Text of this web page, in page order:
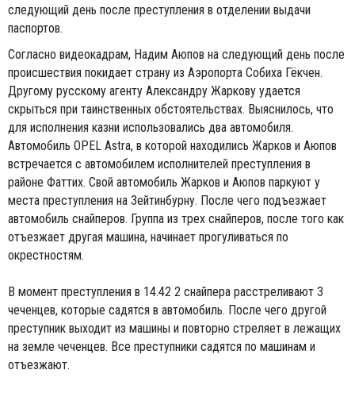
следующий день после преступления в отделении выдачи
паспортов.
Согласно видеокадрам, Надим Аюпов на следующий день после
происшествия покидает страну из Аэропорта Собиха Гёкчен.
Другому русскому агенту Александру Жаркову удается
скрыться при таинственных обстоятельствах. Выяснилось, что
для исполнения казни использовались два автомобиля.
Автомобиль OPEL Astra, в которой находились Жарков и Аюпов
встречается с автомобилем исполнителей преступления в
районе Фаттих. Свой автомобиль Жарков и Аюпов паркуют у
места преступления на Зейтинбурну. После чего подъезжает
автомобиль снайперов. Группа из трех снайперов, после того как
отъезжает другая машина, начинает прогуливаться по
окрестностям.
В момент преступления в 14.42 2 снайпера расстреливают 3
чеченцев, которые садятся в автомобиль. После чего другой
преступник выходит из машины и повторно стреляет в лежащих
на земле чеченцев. Все преступники садятся по машинам и
отъезжают.